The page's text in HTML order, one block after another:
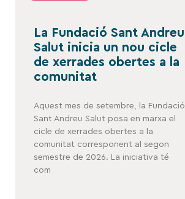
La Fundació Sant Andreu
Salut inicia un nou cicle
de xerrades obertes a la
comunitat
Aquest mes de setembre, la Fundació
Sant Andreu Salut posa en marxa el
cicle de xerrades obertes a la
comunitat corresponent al segon
semestre de 2026. La iniciativa té
com